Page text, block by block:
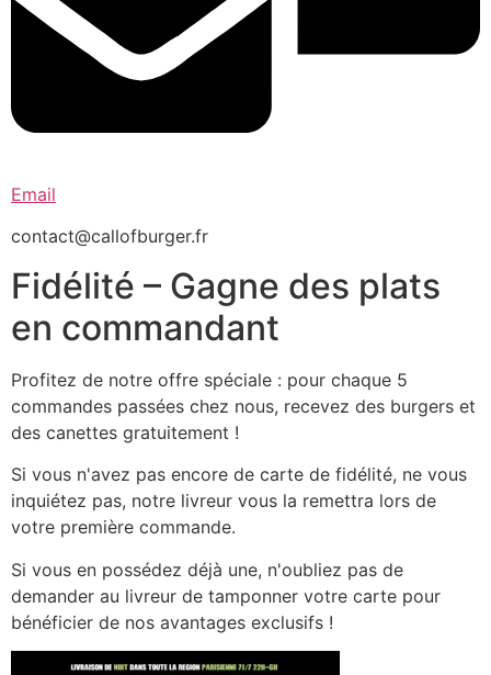
Email
contact@callofburger.fr
Fidélité – Gagne des plats
en commandant
Profitez de notre offre spéciale : pour chaque 5
commandes passées chez nous, recevez des burgers et
des canettes gratuitement !
Si vous n'avez pas encore de carte de fidélité, ne vous
inquiétez pas, notre livreur vous la remettra lors de
votre première commande.
Si vous en possédez déjà une, n'oubliez pas de
demander au livreur de tamponner votre carte pour
bénéficier de nos avantages exclusifs !